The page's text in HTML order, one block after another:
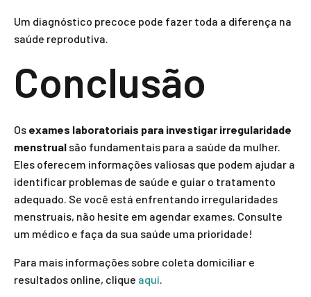
Um diagnóstico precoce pode fazer toda a diferença na
saúde reprodutiva.
Conclusão
Os exames laboratoriais para investigar irregularidade
menstrual são fundamentais para a saúde da mulher.
Eles oferecem informações valiosas que podem ajudar a
identificar problemas de saúde e guiar o tratamento
adequado. Se você está enfrentando irregularidades
menstruais, não hesite em agendar exames. Consulte
um médico e faça da sua saúde uma prioridade!
Para mais informações sobre coleta domiciliar e
resultados online, clique aqui.